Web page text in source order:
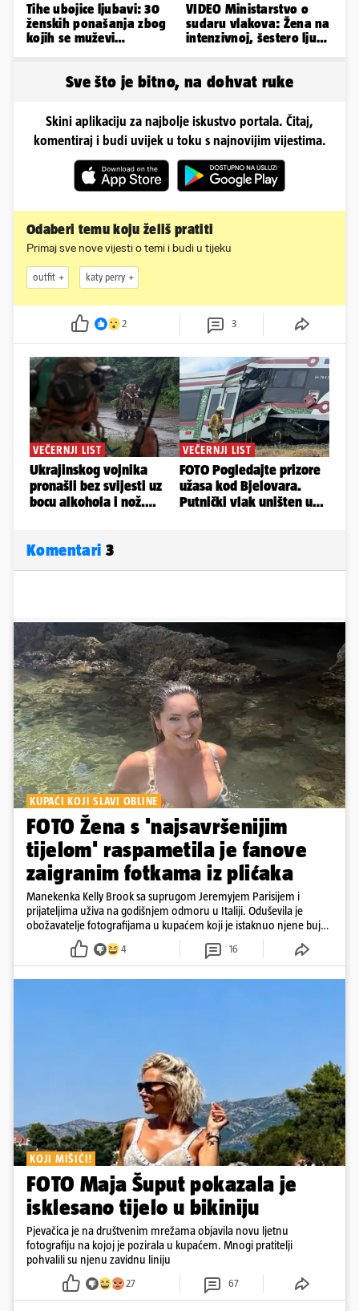
Tihe ubojice ljubavi: 30
ženskih ponašanja zbog
kojih se muževi
VIDEO Ministarstvo o
sudaru vlakova: Žena na
intenzivnoj, šestero ljudi
Sve što je bitno, na dohvat ruke
Skini aplikaciju za najbolje iskustvo portala. Čitaj,
komentiraj i budi uvijek u toku s najnovijim vijestima.
Odaberi temu koju želiš pratiti
Primaj sve nove vijesti o temi i budi u tijeku
outfit katy perry
2 3
Komentari 3
KUPAĆI KOJI SLAVI OBLINE
FOTO Žena s 'najsavršenijim
tijelom' raspametila je fanove
zaigranim fotkama iz plićaka
Manekenka Kelly Brook sa suprugom Jeremyjem Parisijem i
prijateljima uživa na godišnjem odmoru u Italiji. Oduševila je
obožavatelje fotografijama u kupaćem koji je istaknuo njene bujne
4 16
KOJI MIŠIĆI!
FOTO Maja Šuput pokazala je
isklesano tijelo u bikiniju
Pjevačica je na društvenim mrežama objavila novu ljetnu
fotografiju na kojoj je pozirala u kupaćem. Mnogi pratitelji
pohvalili su njenu zavidnu liniju
27 67